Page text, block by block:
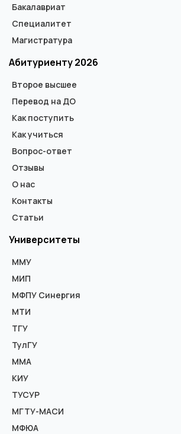
Бакалавриат
Специалитет
Магистратура
Абитуриенту 2026
Второе высшее
Перевод на ДО
Как поступить
Как учиться
Вопрос-ответ
Отзывы
О нас
Контакты
Статьи
Университеты
ММУ
МИП
МФПУ Синергия
МТИ
ТГУ
ТулГУ
ММА
КИУ
ТУСУР
МГТУ-МАСИ
МФЮА